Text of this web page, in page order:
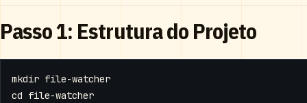
Passo 1: Estrutura do Projeto
cd